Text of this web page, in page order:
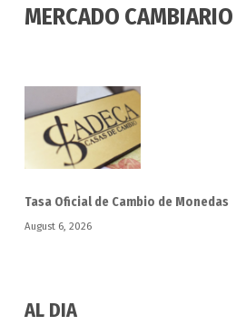
MERCADO CAMBIARIO
Tasa Oficial de Cambio de Monedas
August 6, 2026
AL DIA